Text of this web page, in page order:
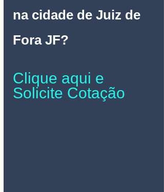
na cidade de Juiz de
Fora JF?
Clique aqui e
Solicite Cotação